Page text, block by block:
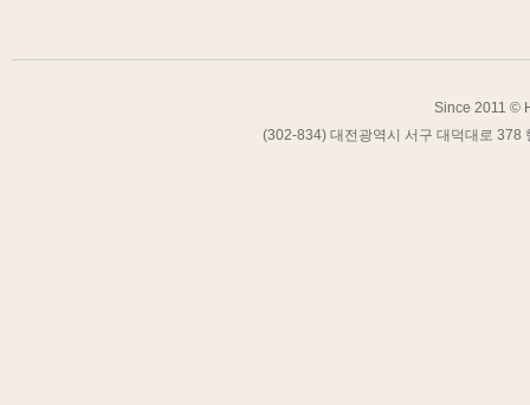
Since 2011 ©
(302-834) 대전광역시 서구 대덕대로 378